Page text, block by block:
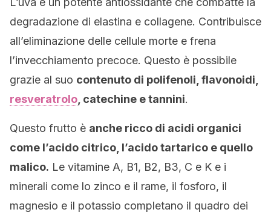
degradazione di elastina e collagene. Contribuisce
all’eliminazione delle cellule morte e frena
l’invecchiamento precoce. Questo è possibile
grazie al suo contenuto di polifenoli, flavonoidi,
resveratrolo , catechine e tannini.
Questo frutto è anche ricco di acidi organici
come l’acido citrico, l’acido tartarico e quello
malico. Le vitamine A, B1, B2, B3, C e K e i
minerali come lo zinco e il rame, il fosforo, il
magnesio e il potassio completano il quadro dei